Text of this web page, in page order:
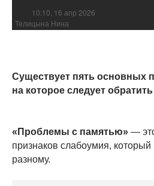
10:10, 16 апр 2026
Телицына Нина
Существует пять основных
на которое следует
«Проблемы с памятью» —
признаков слабоумия,
разному.